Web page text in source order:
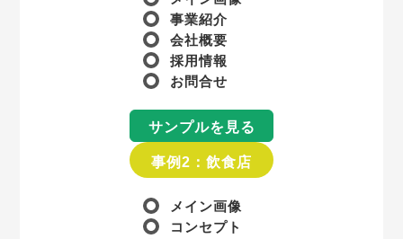
事業紹介
会社概要
採用情報
お問合せ
サンプルを見る
事例2：飲食店
メイン画像
コンセプト